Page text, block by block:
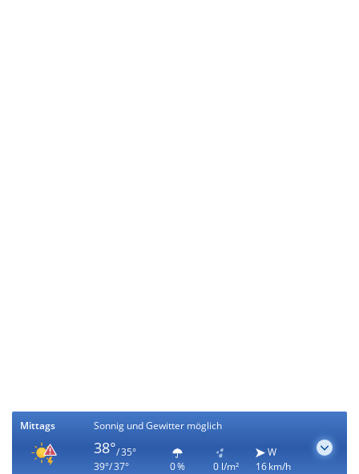
Mittags Sonnig und Gewitter möglich
38°/ 35°
39°/ 37°
0 % 0 l/m²
W
16 km/h